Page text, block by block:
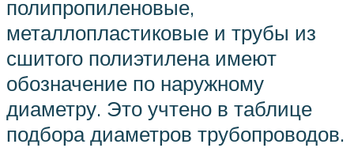
полипропиленовые,
металлопластиковые и трубы из
сшитого полиэтилена имеют
обозначение по наружному
диаметру. Это учтено в таблице
подбора диаметров трубопроводов.